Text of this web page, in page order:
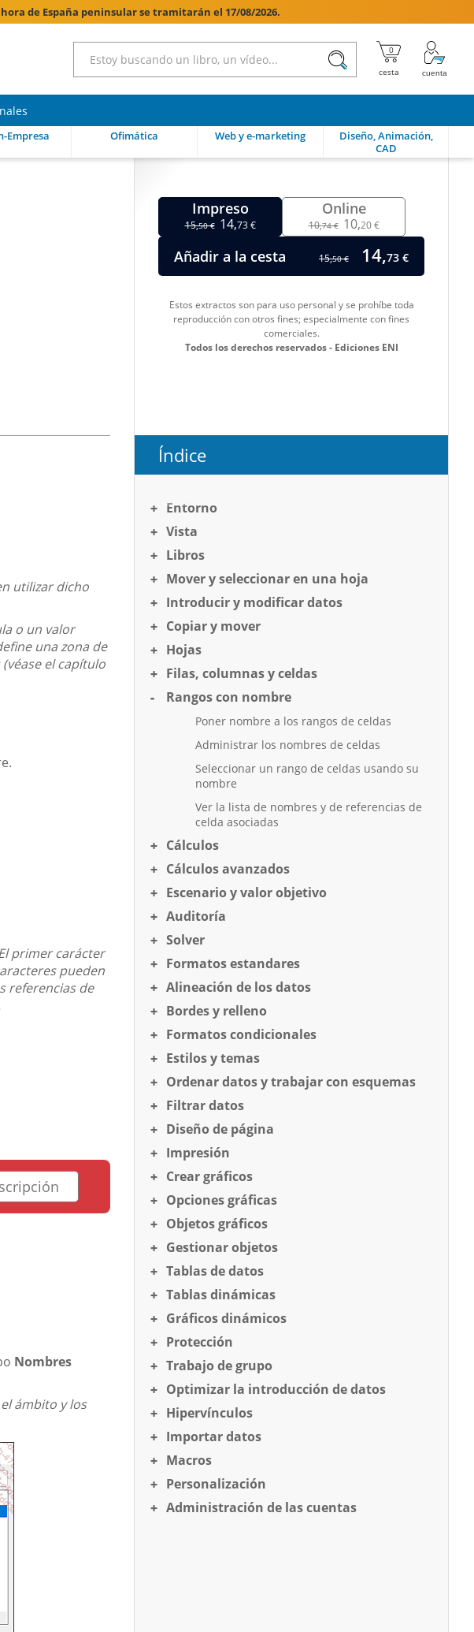
de España peninsular se tramitarán el 17/08/2026.

Empresa Ofimática Web y e-marketing
Diseño, Animación,
CAD
Impreso
15,50 € 14,73 €
Online
10,74 € 10,20 €
Añadir a la cesta 15,50 € 14,73 €
Estos extractos son para uso personal y se prohíbe toda
reproducción con otros fines; especialmente con fines
comerciales.
Todos los derechos reservados - Ediciones ENI
utilizar dicho
o un valor
una zona de
el capítulo
primer carácter
pueden
referencias de
Nombres
ámbito y los
Índice
Entorno
Vista
Libros
Mover y seleccionar en una hoja
Introducir y modificar datos
Copiar y mover
Hojas
Filas, columnas y celdas
Rangos con nombre
Poner nombre a los rangos de celdas
Administrar los nombres de celdas
Seleccionar un rango de celdas usando su
nombre
Ver la lista de nombres y de referencias de
celda asociadas
Cálculos
Cálculos avanzados
Escenario y valor objetivo
Auditoría
Solver
Formatos estandares
Alineación de los datos
Bordes y relleno
Formatos condicionales
Estilos y temas
Ordenar datos y trabajar con esquemas
Filtrar datos
Diseño de página
Impresión
Crear gráficos
Opciones gráficas
Objetos gráficos
Gestionar objetos
Tablas de datos
Tablas dinámicas
Gráficos dinámicos
Protección
Trabajo de grupo
Optimizar la introducción de datos
Hipervínculos
Importar datos
Macros
Personalización
Administración de las cuentas